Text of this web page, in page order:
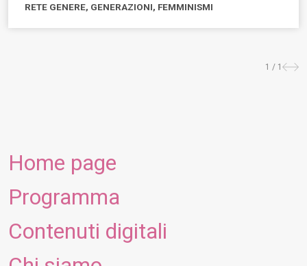
RETE GENERE, GENERAZIONI, FEMMINISMI
1 / 1
Home page
Programma
Contenuti digitali